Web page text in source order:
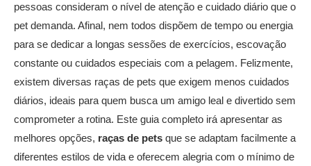
pessoas consideram o nível de atenção e cuidado diário que o
pet demanda. Afinal, nem todos dispõem de tempo ou energia
para se dedicar a longas sessões de exercícios, escovação
constante ou cuidados especiais com a pelagem. Felizmente,
existem diversas raças de pets que exigem menos cuidados
diários, ideais para quem busca um amigo leal e divertido sem
comprometer a rotina. Este guia completo irá apresentar as
melhores opções, raças de pets que se adaptam facilmente a
diferentes estilos de vida e oferecem alegria com o mínimo de